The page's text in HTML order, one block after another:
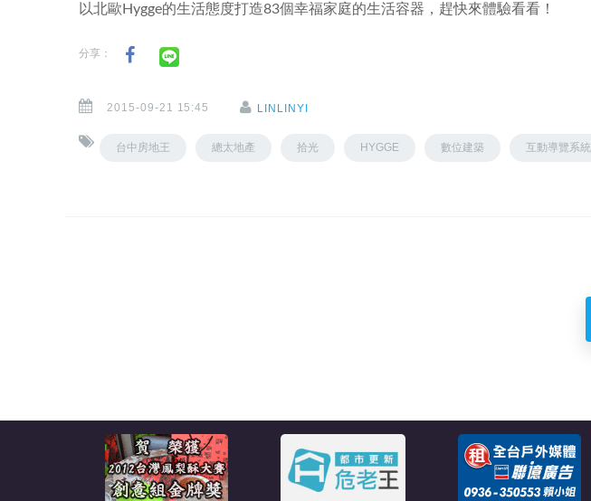
以北歐Hygge的生活態度打造83個幸福家庭的生活容器，趕快­來體驗看看！
分享：
2015-09-21 15:45 LINLINYI
台中房地王 總太地產 拾光 HYGGE 數位建築 互動導覽系統